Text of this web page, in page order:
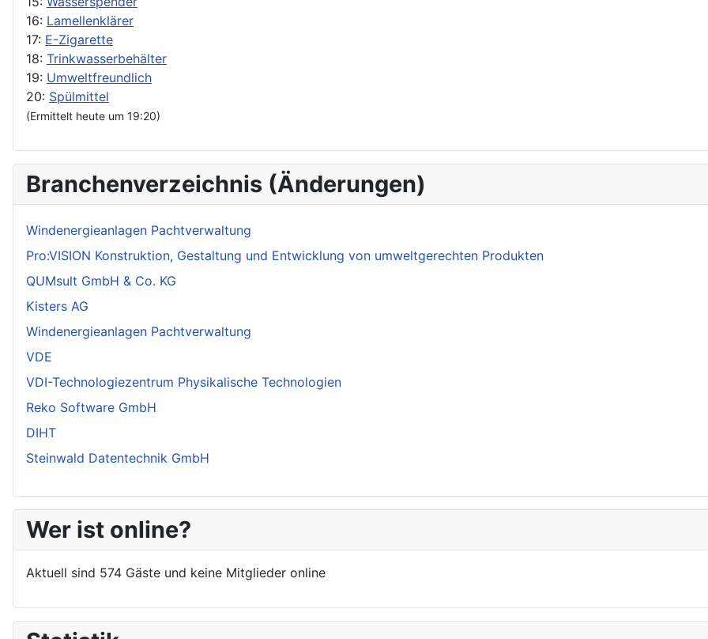
16: Lamellenklärer
17: E-Zigarette
18: Trinkwasserbehälter
19: Umweltfreundlich
20: Spülmittel
(Ermittelt heute um 19:20)
Branchenverzeichnis (Änderungen)
Windenergieanlagen Pachtverwaltung
Pro:VISION Konstruktion, Gestaltung und Entwicklung von umweltgerechten Produkten
QUMsult GmbH & Co. KG
Kisters AG
Windenergieanlagen Pachtverwaltung
VDE
VDI-Technologiezentrum Physikalische Technologien
Reko Software GmbH
DIHT
Steinwald Datentechnik GmbH
Wer ist online?
Aktuell sind 574 Gäste und keine Mitglieder online